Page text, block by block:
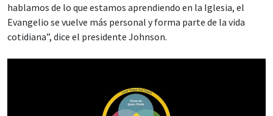
hablamos de lo que estamos aprendiendo en la Iglesia, el
Evangelio se vuelve más personal y forma parte de la vida
cotidiana”, dice el presidente Johnson.